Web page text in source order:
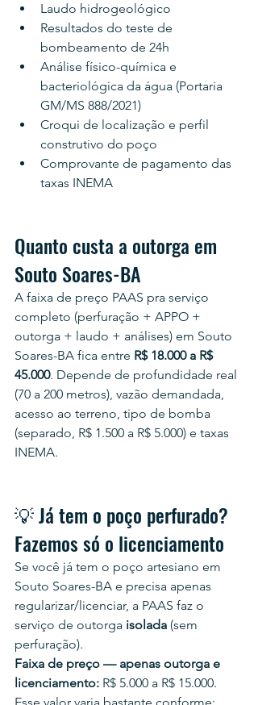
Laudo hidrogeológico
Resultados do teste de
bombeamento de 24h
Análise físico-química e
bacteriológica da água (Portaria
GM/MS 888/2021)
Croqui de localização e perfil
construtivo do poço
Comprovante de pagamento das
taxas INEMA
Quanto custa a outorga em
Souto Soares-BA
A faixa de preço PAAS pra serviço
completo (perfuração + APPO +
outorga + laudo + análises) em Souto
Soares-BA fica entre R$ 18.000 a R$
45.000. Depende de profundidade real
(70 a 200 metros), vazão demandada,
acesso ao terreno, tipo de bomba
(separado, R$ 1.500 a R$ 5.000) e taxas
INEMA.
💡 Já tem o poço perfurado?
Fazemos só o licenciamento
Se você já tem o poço artesiano em
Souto Soares-BA e precisa apenas
regularizar/licenciar, a PAAS faz o
serviço de outorga isolada (sem
perfuração).
Faixa de preço — apenas outorga e
licenciamento: R$ 5.000 a R$ 15.000.